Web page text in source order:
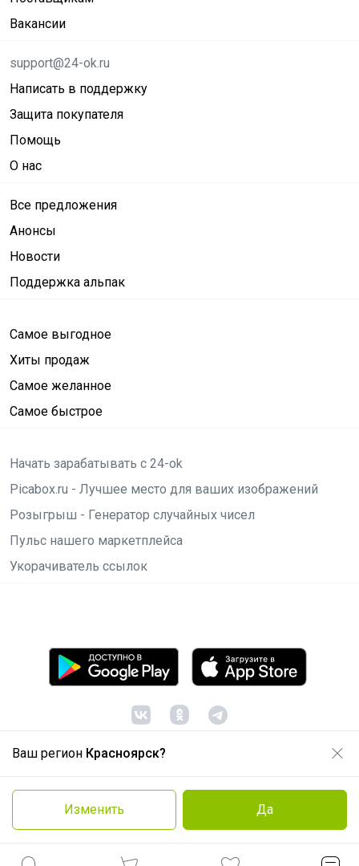
Ваш регион Красноярск?
Изменить Да
Вакансии
support@24-ok.ru
Написать в поддержку
Защита покупателя
Помощь
О нас
Все предложения
Анонсы
Новости
Поддержка альпак
Самое выгодное
Хиты продаж
Самое желанное
Самое быстрое
Начать зарабатывать с 24-ok
Picabox.ru - Лучшее место для ваших изображений
Розыгрыш - Генератор случайных чисел
Пульс нашего маркетплейса
Укорачиватель ссылок
© ООО "Лявита", ОГРН 1122468054070, 2012 -2026
Политика конфиденциальности
Cоглашение пользователя